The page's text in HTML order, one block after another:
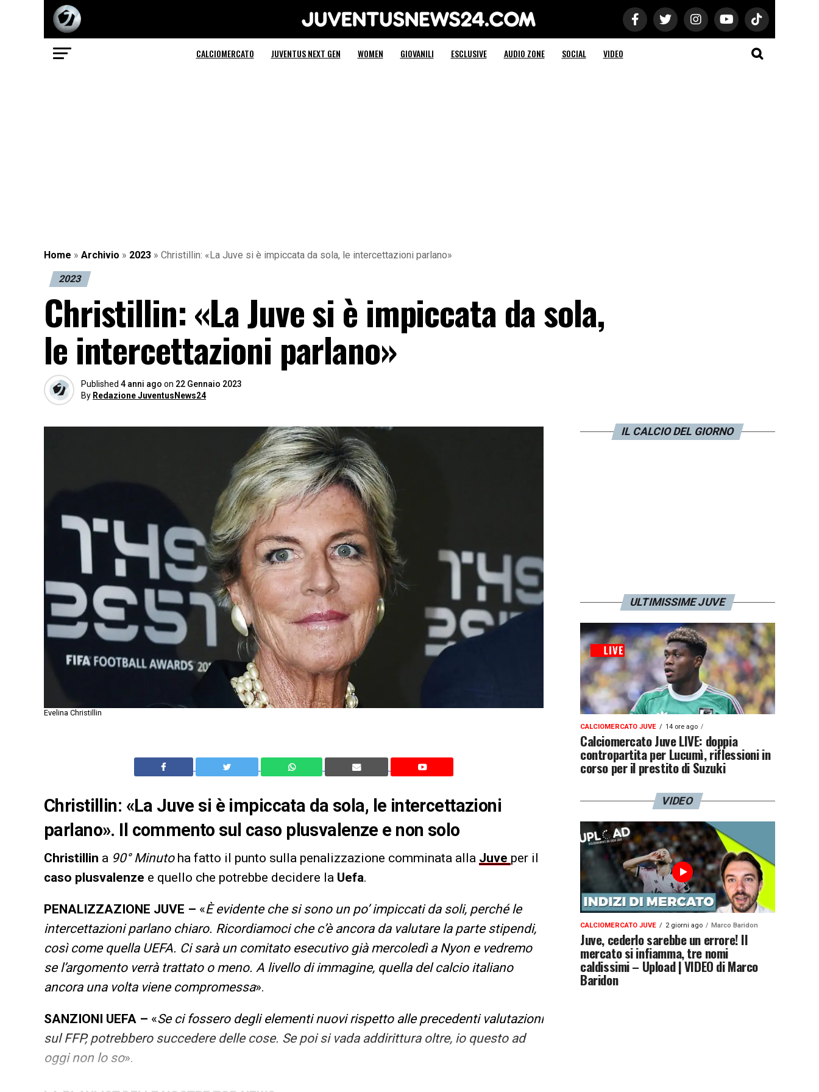
Juventus News 24
CALCIOMERCATO JUVENTUS NEXT GEN WOMEN GIOVANILI ESCLUSIVE AUDIO ZONE SOCIAL VIDEO
Home » Archivio » 2023 » Christillin: «La Juve si è impiccata da sola, le intercettazioni parlano»
2023
Christillin: «La Juve si è impiccata da sola,
le intercettazioni parlano»
Published 4 anni ago on 22 Gennaio 2023
By Redazione JuventusNews24
Evelina Christillin
Christillin: «La Juve si è impiccata da sola, le intercettazioni
parlano». Il commento sul caso plusvalenze e non solo
Christillin a 90° Minutoha fatto il punto sulla penalizzazione comminata alla Juve per il
caso plusvalenze e quello che potrebbe decidere la Uefa.
PENALIZZAZIONE JUVE – «È evidente che si sono un po’ impiccati da soli, perché le
intercettazioni parlano chiaro. Ricordiamoci che c’è ancora da valutare la parte stipendi,
così come quella UEFA. Ci sarà un comitato esecutivo già mercoledì a Nyon e vedremo
se l’argomento verrà trattato o meno. A livello di immagine, quella del calcio italiano
ancora una volta viene compromessa».
SANZIONI UEFA – «Se ci fossero degli elementi nuovi rispetto alle precedenti valutazioni
sul FFP, potrebbero succedere delle cose. Se poi si vada addirittura oltre, io questo ad
oggi non lo so».
IL CALCIO DEL GIORNO
ULTIMISSIME JUVE
CALCIOMERCATO JUVE 14 ore ago
Calciomercato Juve LIVE: doppia
contropartita per Lucumì, riflessioni in
corso per il prestito di Suzuki
VIDEO
CALCIOMERCATO JUVE 2 giorni ago Marco Baridon
Juve, cederlo sarebbe un errore! Il
mercato si infiamma, tre nomi
caldissimi – Upload | VIDEO di Marco
Baridon